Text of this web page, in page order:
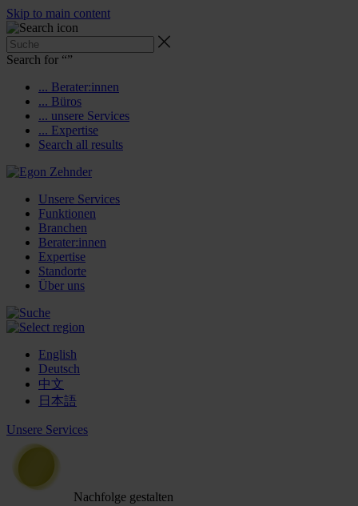
Skip to main content
Search for “”
... Berater:innen
... Büros
... unsere Services
... Expertise
Search all results
Unsere Services
Funktionen
Branchen
Berater:innen
Expertise
Standorte
Über uns
English
Deutsch
中文
日本語
Unsere Services
Nachfolge gestalten